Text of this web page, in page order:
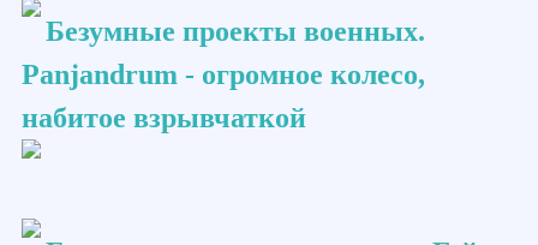
Безумные проекты военных.
Panjandrum - огромное колесо,
набитое взрывчаткой